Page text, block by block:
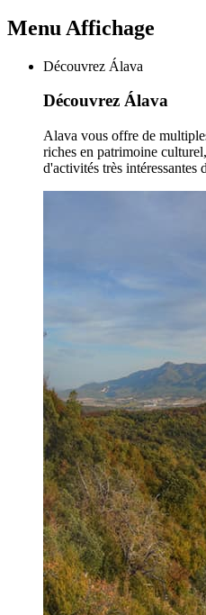
Menu Affichage
Découvrez Álava
Découvrez Álava
Alava vous offre de
riches en patrimoine
d'activités très intéressantes